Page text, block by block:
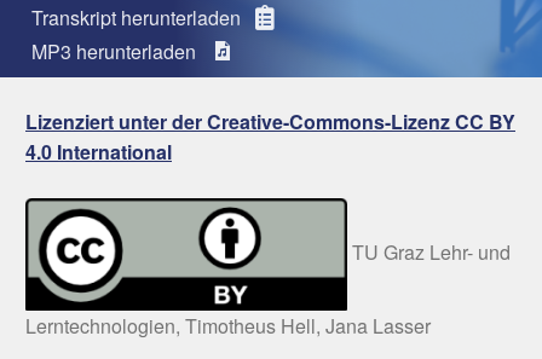
Transkript herunterladen
MP3 herunterladen
Lizenziert unter der Creative-Commons-Lizenz CC BY
4.0 International
TU Graz Lehr- und
Lerntechnologien, Timotheus Hell, Jana Lasser